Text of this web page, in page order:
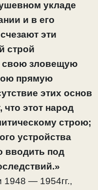
укладе
и в его
эти
строй
свою зловещую
прямую
этих основ
что этот народ
строю;
устройства
вводить под
— 1954гг.,